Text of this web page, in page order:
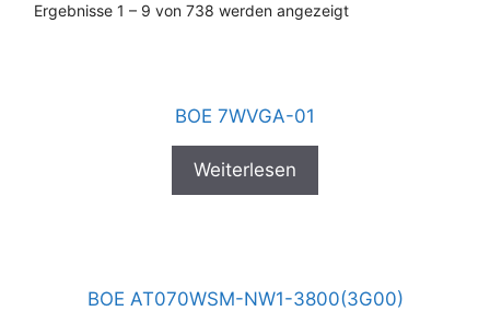
Ergebnisse 1 – 9 von 738 werden angezeigt
BOE 7WVGA-01
Weiterlesen
BOE AT070WSM-NW1-3800(3G00)